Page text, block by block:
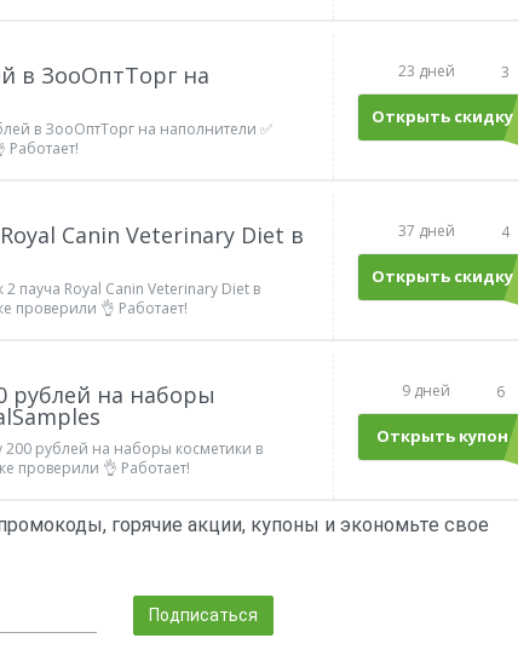
в ЗооОптТорг на
в ЗооОптТорг на наполнители ✅
Работает!
23 дней 3
Открыть скидку
Canin Veterinary Diet в
пауча Royal Canin Veterinary Diet в
проверили 👌 Работает!
37 дней 4
Открыть скидку
рублей на наборы
200 рублей на наборы косметики в
проверили 👌 Работает!
9 дней 6
Открыть купон
ecom
горячие акции, купоны и экономьте свое
Подписаться